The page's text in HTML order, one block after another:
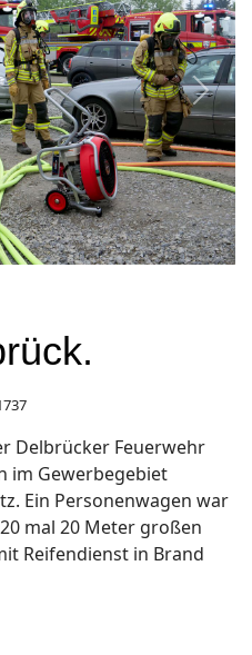
Next
Delbrücker Feuerwehr
im Gewerbegebiet
Ein Personenwagen war
mal 20 Meter großen
Reifendienst in Brand